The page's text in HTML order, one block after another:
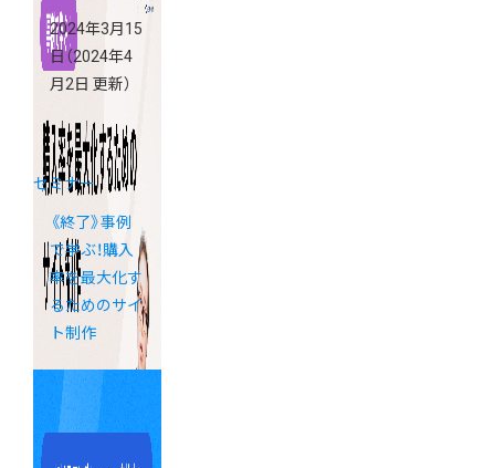
2024年3月15
日（2024年4
月2日 更新）
セミナー
《終了》事例
で学ぶ！購入
率を最大化す
るためのサイ
ト制作